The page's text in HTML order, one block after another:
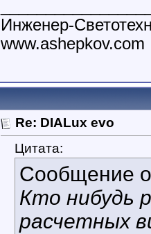
Инженер-
www.ashepkov.com
Re: DIALux evo
Цитата:
Сообщение
Кто нибудь
расчетных